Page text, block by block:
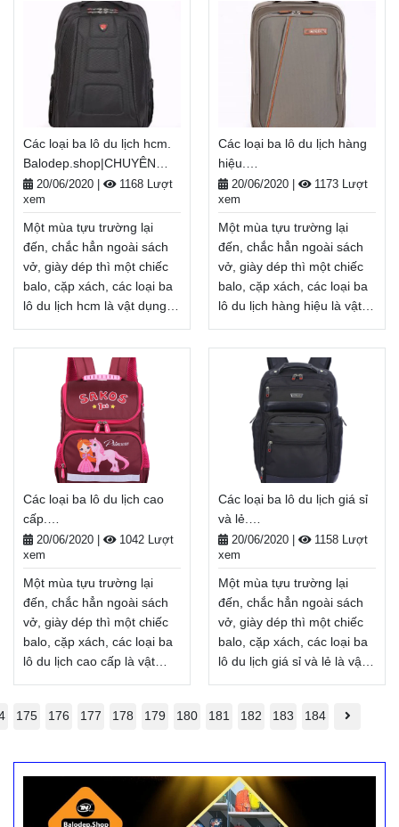
học mới đầy tươi sáng.
Nhân dịp năm học
mới, Balodep.shop tri ân
khách hàng với những
chương trình ưu đãi,
khuyến mãi vô cùng hấp
dẫn và đa dạng sản phẩm.
Balodep.shop|Chuyên các
loại ba lô du lịch hà
nội, Balo-Túi xách. Giao
hàng toàn quốc, Miễn phí
đổi trả hàng, thanh toán
tiền khi nhận hàng
Xem thêm
học mới đầy tươi sáng.
Nhân dịp năm học
mới, Balodep.shop tri ân
khách hàng với những
chương trình ưu đãi,
khuyến mãi vô cùng hấp
dẫn và đa dạng sản phẩm.
Balodep.shop|Chuyên các
loại ba lô du lịch
tphcm, Balo-Túi xách. Giao
hàng toàn quốc, Miễn phí
đổi trả hàng, thanh toán
tiền khi nhận hàng
Xem thêm
Các loại ba lô du lịch hcm.
Balodep.shop|CHUYÊN
BALO-TÚI XÁCH–VALI ĐẸP
20/06/2020
1168 Lượt
xem
Một mùa tựu trường lại
đến, chắc hẳn ngoài sách
vở, giày dép thì một chiếc
balo, cặp xách, các loại ba
lô du lịch hcm là vật dụng
năng lượng cho một năm
học mới đầy tươi sáng.
Nhân dịp năm học
mới, Balodep.shop tri ân
khách hàng với những
chương trình ưu đãi,
khuyến mãi vô cùng hấp
dẫn và đa dạng sản phẩm.
Balodep.shop|Chuyên các
loại ba lô du lịch hcm, Balo-
Túi xách. Giao hàng toàn
quốc, Miễn phí đổi trả
hàng, thanh toán tiền khi
nhận hàngXem thêm
Các loại ba lô du lịch hàng
hiệu.
Balodep.shop|CHUYÊN
BALO-TÚI XÁCH–VALI ĐẸP
20/06/2020
1173 Lượt
xem
Một mùa tựu trường lại
đến, chắc hẳn ngoài sách
vở, giày dép thì một chiếc
balo, cặp xách, các loại ba
lô du lịch hàng hiệu là vật
thêm năng lượng cho một
năm học mới đầy tươi
sáng. Nhân dịp năm học
mới, Balodep.shop tri ân
khách hàng với những
chương trình ưu đãi,
khuyến mãi vô cùng hấp
dẫn và đa dạng sản phẩm.
Balodep.shop|Chuyên các
loại ba lô du lịch hàng
hiệu, Balo-Túi xách. Giao
hàng toàn quốc, Miễn phí
đổi trả hàng, thanh toán
tiền khi nhận hàng
Xem thêm
Các loại ba lô du lịch cao
cấp.
Balodep.shop|CHUYÊN
BALO-TÚI XÁCH–VALI ĐẸP
20/06/2020
1042 Lượt
xem
Một mùa tựu trường lại
đến, chắc hẳn ngoài sách
vở, giày dép thì một chiếc
balo, cặp xách, các loại ba
lô du lịch cao cấp là vật
dụng không thể thiếu, tiếp
năm học mới đầy tươi
mới, Balodep.shop tri ân
khách hàng với những
chương trình ưu đãi,
khuyến mãi vô cùng hấp
Các loại ba lô du lịch giá sỉ
và lẻ.
Balodep.shop|CHUYÊN
BALO-TÚI XÁCH–VALI ĐẸP
20/06/2020
1158 Lượt
xem
Một mùa tựu trường lại
đến, chắc hẳn ngoài sách
vở, giày dép thì một chiếc
balo, cặp xách, các loại ba
lô du lịch giá sỉ và lẻ là vật
dụng không thể thiếu, tiếp
năm học mới đầy tươi
mới, Balodep.shop tri ân
khách hàng với những
chương trình ưu đãi,
khuyến mãi vô cùng hấp
175 176 177 178 179 180 181 182 183 184